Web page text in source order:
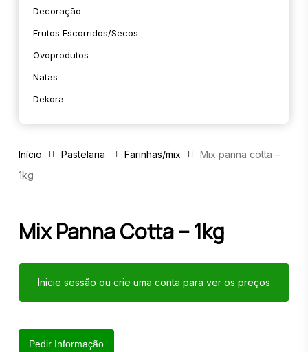
Decoração
Frutos Escorridos/secos
Ovoprodutos
Natas
Dekora
Início Pastelaria Farinhas/mix
Mix panna cotta –
1kg
Mix Panna Cotta – 1kg
Inicie sessão ou crie uma conta para ver os preços
Pedir Informação